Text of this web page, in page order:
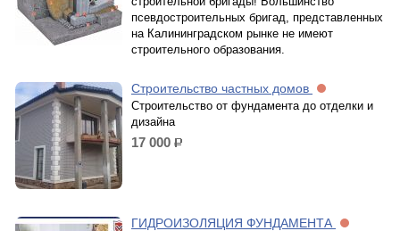
псевдостроительных бригад, представленных
на Калининградском рынке не имеют
строительного образования.
Строительство частных домов
Строительство от фундамента до отделки и
дизайна
17 000 р.
ГИДРОИЗОЛЯЦИЯ ФУНДАМЕНТА